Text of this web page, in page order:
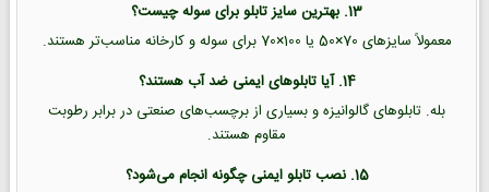
13. بهترین سایز تابلو برای سوله چیست؟
معمولاً سایزهای 70×50 یا 100×70 برای سوله و کارخانه مناسب‌تر هستند.
14. آیا تابلوهای ایمنی ضد آب هستند؟
بله. تابلوهای گالوانیزه و بسیاری از برچسب‌های صنعتی در برابر رطوبت
مقاوم هستند.
15. نصب تابلو ایمنی چگونه انجام می‌شود؟